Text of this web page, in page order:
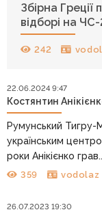
Збірна
відборі на
242
22.06.2024 9:47
Костянтин
Румунський Тигру-
українським
роки Анікієнко
359 vodolaz
26.07.2023 19:30